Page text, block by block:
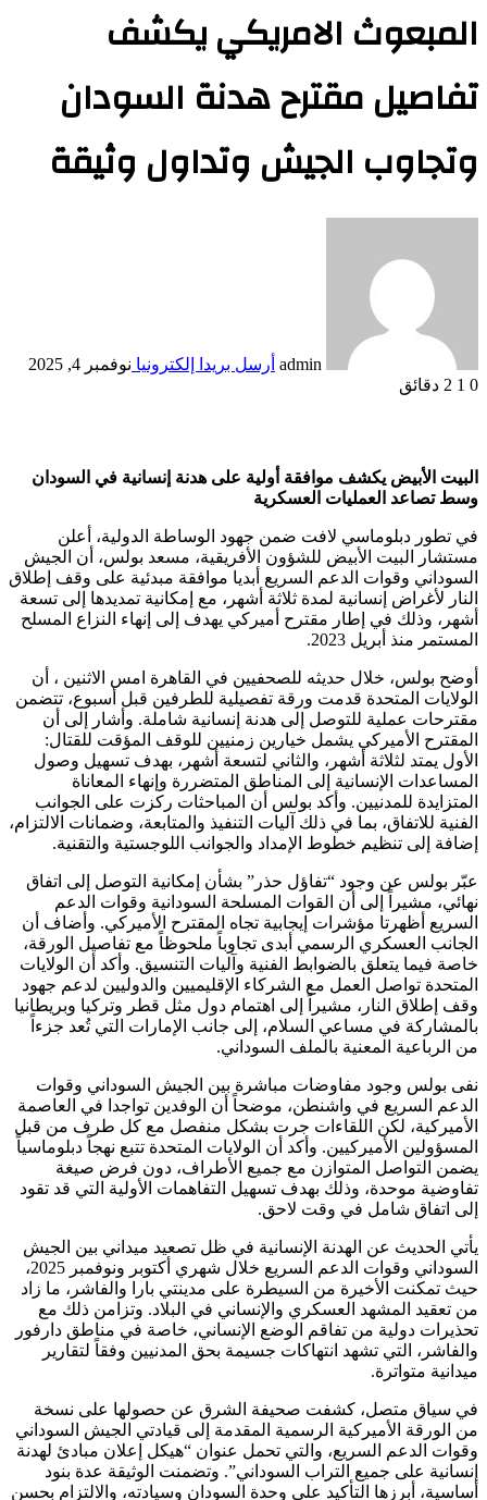
المبعوث الامريكي يكشف
تفاصيل مقترح هدنة السودان
وتجاوب الجيش وتداول وثيقة
admin أرسل بريدا إلكترونيا نوفمبر 4, 2025
0
2 دقائق
البيت الأبيض يكشف موافقة أولية على هدنة إنسانية في السودان
وسط تصاعد العمليات العسكرية
في تطور دبلوماسي لافت ضمن جهود الوساطة الدولية، أعلن
مستشار البيت الأبيض للشؤون الأفريقية، مسعد بولس، أن الجيش
السوداني وقوات الدعم السريع أبديا موافقة مبدئية على وقف إطلاق
النار لأغراض إنسانية لمدة ثلاثة أشهر، مع إمكانية تمديدها إلى تسعة
أشهر، وذلك في إطار مقترح أميركي يهدف إلى إنهاء النزاع المسلح
المستمر منذ أبريل 2023.
أوضح بولس، خلال حديثه للصحفيين في القاهرة امس الاثنين ، أن
الولايات المتحدة قدمت ورقة تفصيلية للطرفين قبل أسبوع، تتضمن
مقترحات عملية للتوصل إلى هدنة إنسانية شاملة. وأشار إلى أن
المقترح الأميركي يشمل خيارين زمنيين للوقف المؤقت للقتال:
الأول يمتد لثلاثة أشهر، والثاني لتسعة أشهر، بهدف تسهيل وصول
المساعدات الإنسانية إلى المناطق المتضررة وإنهاء المعاناة
المتزايدة للمدنيين. وأكد بولس أن المباحثات ركزت على الجوانب
الفنية للاتفاق، بما في ذلك آليات التنفيذ والمتابعة، وضمانات الالتزام،
إضافة إلى تنظيم خطوط الإمداد والجوانب اللوجستية والتقنية.
عبّر بولس عن وجود “تفاؤل حذر” بشأن إمكانية التوصل إلى اتفاق
نهائي، مشيراً إلى أن القوات المسلحة السودانية وقوات الدعم
السريع أظهرتا مؤشرات إيجابية تجاه المقترح الأميركي. وأضاف أن
الجانب العسكري الرسمي أبدى تجاوباً ملحوظاً مع تفاصيل الورقة،
خاصة فيما يتعلق بالضوابط الفنية وآليات التنسيق. وأكد أن الولايات
المتحدة تواصل العمل مع الشركاء الإقليميين والدوليين لدعم جهود
وقف إطلاق النار، مشيراً إلى اهتمام دول مثل قطر وتركيا وبريطانيا
بالمشاركة في مساعي السلام، إلى جانب الإمارات التي تُعد جزءاً
من الرباعية المعنية بالملف السوداني.
نفى بولس وجود مفاوضات مباشرة بين الجيش السوداني وقوات
الدعم السريع في واشنطن، موضحاً أن الوفدين تواجدا في العاصمة
الأميركية، لكن اللقاءات جرت بشكل منفصل مع كل طرف من قبل
المسؤولين الأميركيين. وأكد أن الولايات المتحدة تتبع نهجاً دبلوماسياً
يضمن التواصل المتوازن مع جميع الأطراف، دون فرض صيغة
تفاوضية موحدة، وذلك بهدف تسهيل التفاهمات الأولية التي قد تقود
إلى اتفاق شامل في وقت لاحق.
يأتي الحديث عن الهدنة الإنسانية في ظل تصعيد ميداني بين الجيش
السوداني وقوات الدعم السريع خلال شهري أكتوبر ونوفمبر 2025،
حيث تمكنت الأخيرة من السيطرة على مدينتي بارا والفاشر، ما زاد
من تعقيد المشهد العسكري والإنساني في البلاد. وتزامن ذلك مع
تحذيرات دولية من تفاقم الوضع الإنساني، خاصة في مناطق دارفور
والفاشر، التي تشهد انتهاكات جسيمة بحق المدنيين وفقاً لتقارير
ميدانية متواترة.
في سياق متصل، كشفت صحيفة الشرق عن حصولها على نسخة
من الورقة الأميركية الرسمية المقدمة إلى قيادتي الجيش السوداني
وقوات الدعم السريع، والتي تحمل عنوان “هيكل إعلان مبادئ لهدنة
إنسانية على جميع التراب السوداني”. وتضمنت الوثيقة عدة بنود
أساسية، أبرزها التأكيد على وحدة السودان وسيادته، والالتزام بحسن